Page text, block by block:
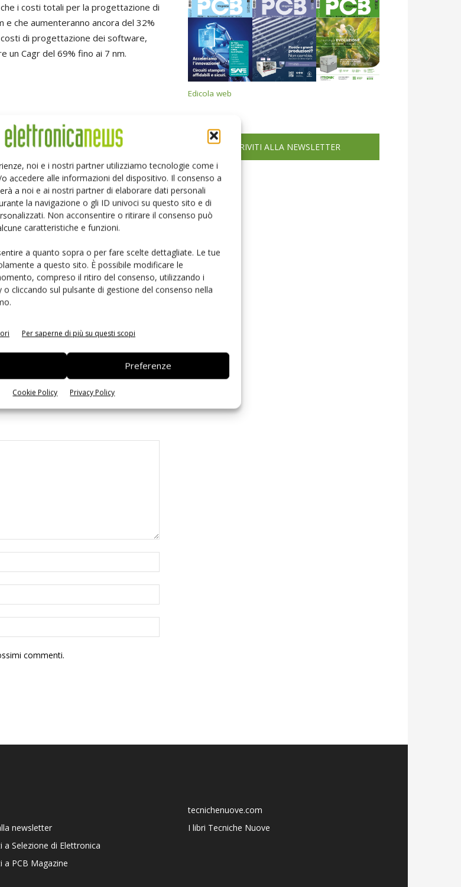
noi e i nostri partner utilizziamo tecnologie come i
accedere alle informazioni del dispositivo. Il consenso a
a noi e ai nostri partner di elaborare dati personali
la navigazione o gli ID univoci su questo sito e di
Non acconsentire o ritirare il consenso può
caratteristiche e funzioni.
a quanto sopra o per fare scelte dettagliate. Le tue
a questo sito. È possibile modificare le
compreso il ritiro del consenso, utilizzando i
o cliccando sul pulsante di gestione del consenso nella
Per saperne di più su questi scopi
Preferenze
Cookie Policy Privacy Policy
i costi totali per la progettazione di
e che aumenteranno ancora del 32%
di progettazione dei software,
un Cagr del 69% fino ai 7 nm.
Pinterest Email
Siemens e NVIDIA insieme sull’IA
agentica per l’EDA
commenti.
Edicola web
ISCRIVITI ALLA NEWSLETTER
newsletter
a Selezione di Elettronica
a PCB Magazine
tecnichenuove.com
I libri Tecniche Nuove